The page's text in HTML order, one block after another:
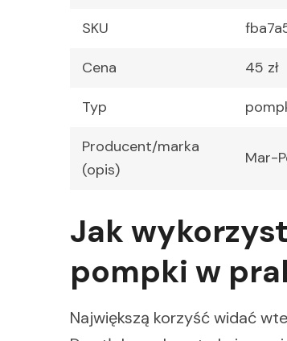
SKU
Cena 45 zł
Typ
Producent/marka
(opis)
Mar-
Jak
pompki w
Największą korzyść widać